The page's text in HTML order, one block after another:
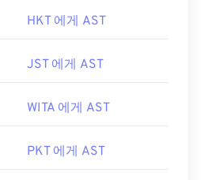
HKT 에게 AST
JST 에게 AST
WITA 에게 AST
PKT 에게 AST